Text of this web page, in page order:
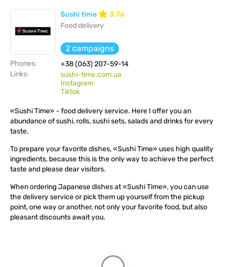
Sushi time
3.76
Food delivery
2 campaigns
Phones:
+38 (063) 207-59-14
Links:
sushi-time.com.ua
Instagram
Тiktok
«Sushi Time» - food delivery service. Here I offer you an
abundance of sushi, rolls, sushi sets, salads and drinks for every
taste.
To prepare your favorite dishes, «Sushi Time» uses high quality
ingredients, because this is the only way to achieve the perfect
taste and please dear visitors.
When ordering Japanese dishes at «Sushi Time», you can use
the delivery service or pick them up yourself from the pickup
point, one way or another, not only your favorite food, but also
pleasant discounts await you.